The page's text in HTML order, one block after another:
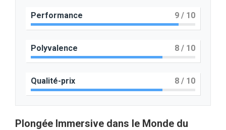
Performance 9 / 10
Polyvalence 8 / 10
Qualité-prix 8 / 10
Plongée Immersive dans le Monde du